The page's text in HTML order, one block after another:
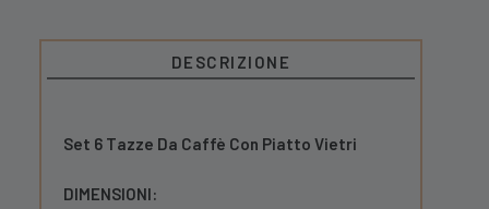
DESCRIZIONE
Set 6 Tazze Da Caffè Con Piatto Vietri
DIMENSIONI: